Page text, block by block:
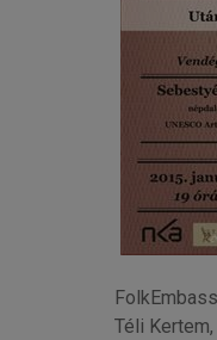
Téli Kertem,